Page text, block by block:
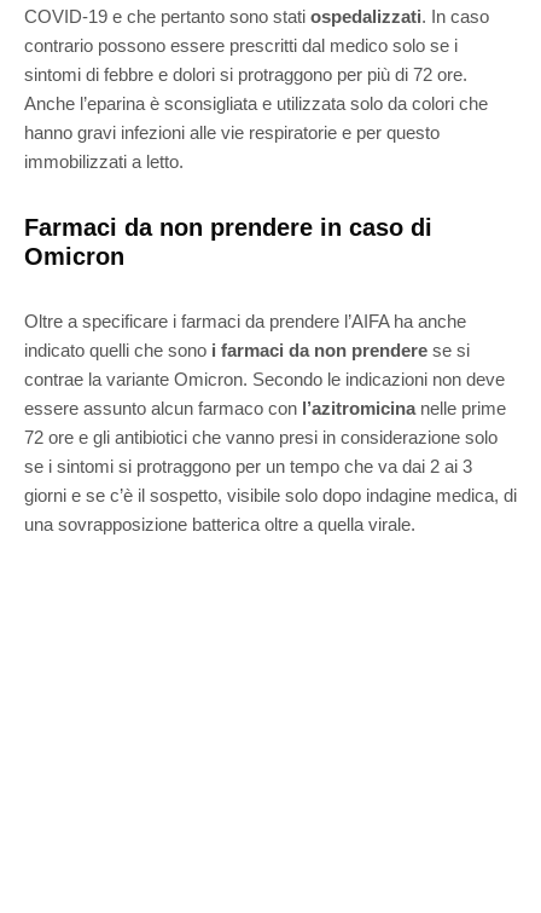
COVID-19 e che pertanto sono stati ospedalizzati. In caso
contrario possono essere prescritti dal medico solo se i
sintomi di febbre e dolori si protraggono per più di 72 ore.
Anche l’eparina è sconsigliata e utilizzata solo da colori che
hanno gravi infezioni alle vie respiratorie e per questo
immobilizzati a letto.
Farmaci da non prendere in caso di
Omicron
Oltre a specificare i farmaci da prendere l’AIFA ha anche
indicato quelli che sono i farmaci da non prendere se si
contrae la variante Omicron. Secondo le indicazioni non deve
essere assunto alcun farmaco con l’azitromicina nelle prime
72 ore e gli antibiotici che vanno presi in considerazione solo
se i sintomi si protraggono per un tempo che va dai 2 ai 3
giorni e se c’è il sospetto, visibile solo dopo indagine medica, di
una sovrapposizione batterica oltre a quella virale.